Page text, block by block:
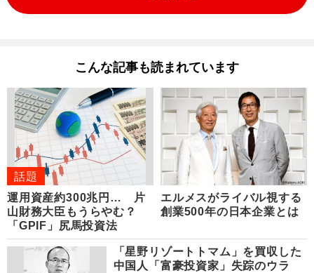
こんな記事も読まれています
話題
運用資産約300兆円… 片
山財務大臣もうらやむ？
「GPIF」尻馬投資法
エルメスがライバル視する
創業500年の日本企業とは
「星野リゾートトマム」を買収した
中国人「富豪投資家」失踪のウラ